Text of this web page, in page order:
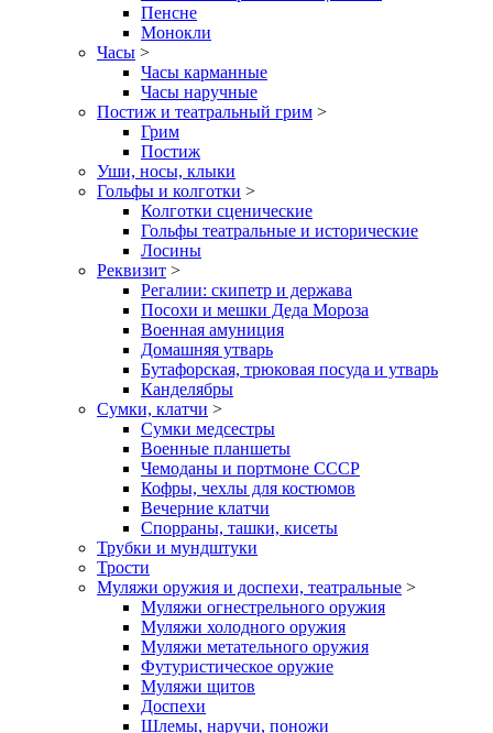
Пенсне
Монокли
Часы >
Часы карманные
Часы наручные
Постиж и театральный грим >
Грим
Постиж
Уши, носы, клыки
Гольфы и колготки >
Колготки сценические
Гольфы театральные и исторические
Лосины
Реквизит >
Регалии: скипетр и держава
Посохи и мешки Деда Мороза
Военная амуниция
Домашняя утварь
Бутафорская, трюковая посуда и утварь
Канделябры
Сумки, клатчи >
Сумки медсестры
Военные планшеты
Чемоданы и портмоне СССР
Кофры, чехлы для костюмов
Вечерние клатчи
Спорраны, ташки, кисеты
Трубки и мундштуки
Трости
Муляжи оружия и доспехи, театральные >
Муляжи огнестрельного оружия
Муляжи холодного оружия
Муляжи метательного оружия
Футуристическое оружие
Муляжи щитов
Доспехи
Шлемы, наручи, поножи